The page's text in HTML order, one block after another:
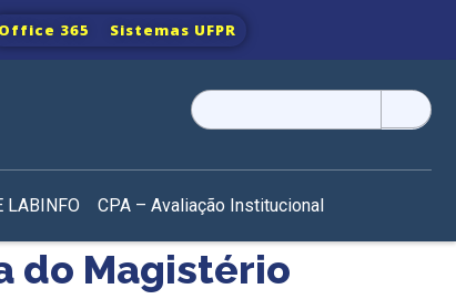
Office 365 Sistemas UFPR
Pesquisar
por:
LABINFO CPA – Avaliação Institucional
do Magistério